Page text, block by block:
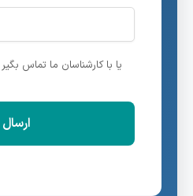
یا با کارشناسان ما تماس بگیر : 02191494999